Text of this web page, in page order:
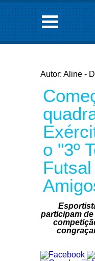
Autor: Aline -
o "3º
participam